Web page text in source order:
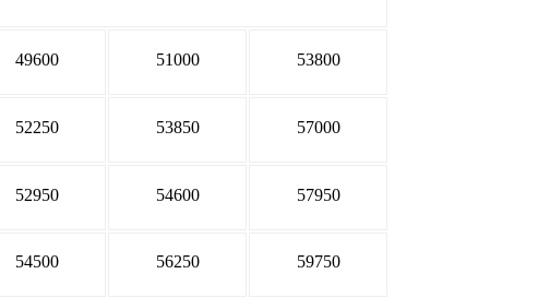
49600 51000 53800
52250 53850 57000
52950 54600 57950
54500 56250 59750